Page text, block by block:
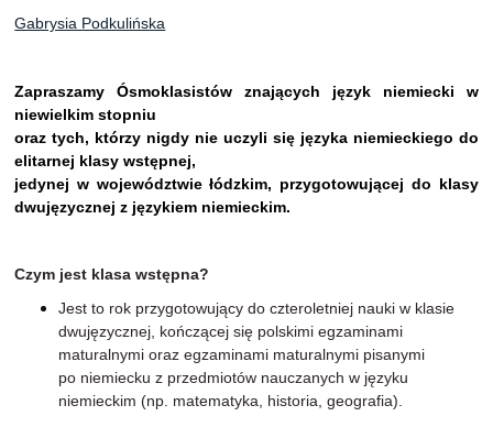
Gabrysia Podkulińska
Zapraszamy Ósmoklasistówznających język niemiecki w
niewielkim stopniu
oraz tych, którzy nigdy nie uczyli się języka niemieckiego do
elitarnej klasy wstępnej,
jedynej w województwie łódzkim, przygotowującej do klasy
dwujęzycznej z językiem niemieckim.
Czym jest klasa wstępna?
Jest to rok przygotowujący do czteroletniej nauki w klasie
dwujęzycznej, kończącej się polskimi egzaminami
maturalnymi oraz egzaminami maturalnymi pisanymi
po niemiecku z przedmiotów nauczanych w języku
niemieckim (np. matematyka, historia, geografia).